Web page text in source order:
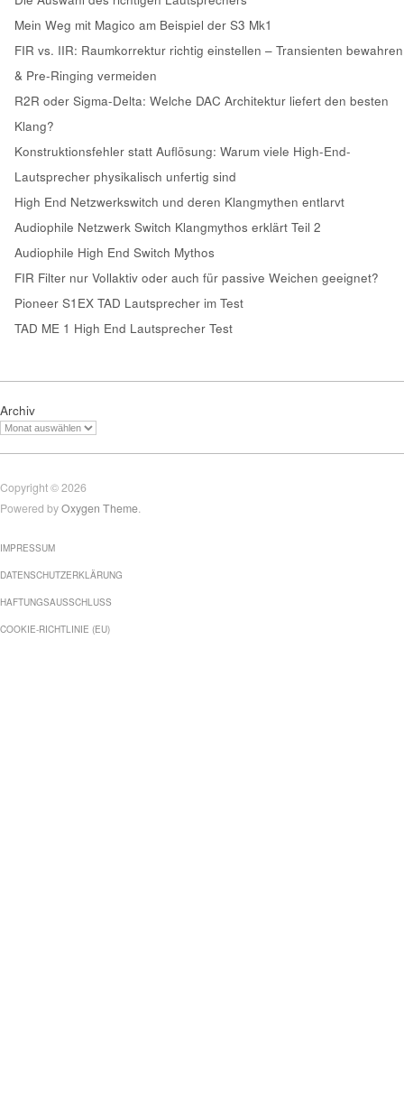
Mein Weg mit Magico am Beispiel der S3 Mk1
FIR vs. IIR: Raumkorrektur richtig einstellen – Transienten bewahren
& Pre-Ringing vermeiden
R2R oder Sigma-Delta: Welche DAC Architektur liefert den besten
Klang?
Konstruktionsfehler statt Auflösung: Warum viele High-End-
Lautsprecher physikalisch unfertig sind
High End Netzwerkswitch und deren Klangmythen entlarvt
Audiophile Netzwerk Switch Klangmythos erklärt Teil 2
Audiophile High End Switch Mythos
FIR Filter nur Vollaktiv oder auch für passive Weichen geeignet?
Pioneer S1EX TAD Lautsprecher im Test
TAD ME 1 High End Lautsprecher Test
Archiv
Copyright © 2026
Powered byOxygen Theme.
IMPRESSUM
DATENSCHUTZERKLÄRUNG
HAFTUNGSAUSSCHLUSS
COOKIE-RICHTLINIE (EU)